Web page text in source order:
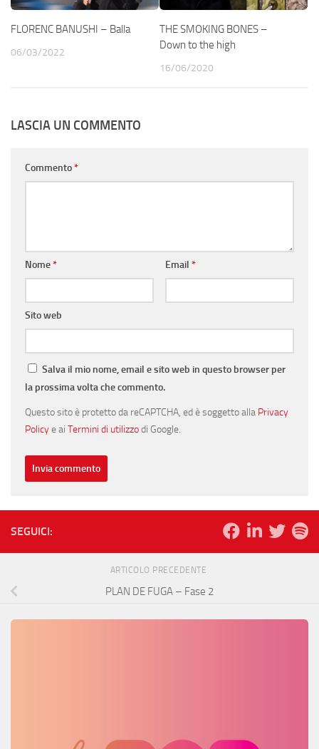
FLORENC BANUSHI – Balla
06/03/2022
THE SMOKING BONES –
Down to the high
16/06/2020
LASCIA UN COMMENTO
Commento*
Nome* Email *
Sito web
Salva il mio nome, email e sito web in questo browser per
la prossima volta che commento.
Questo sito è protetto da reCAPTCHA, ed è soggetto alla Privacy
Policye ai Termini di utilizzodi Google.
SEGUICI:
ARTICOLO PRECEDENTE
PLAN DE FUGA – Fase 2